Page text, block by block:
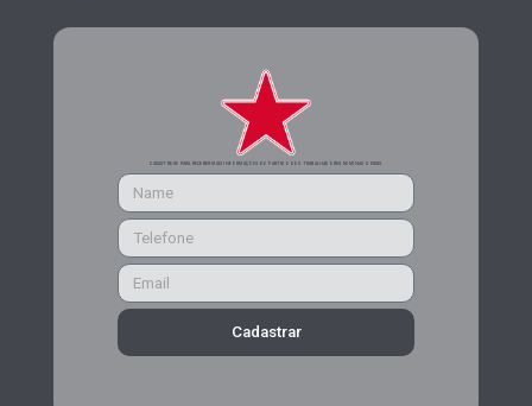
CADASTRE-SE PARA RECEBER MAIS INFORMAÇÕES DO PARTIDO DOS TRABALHADORES DE MINAS GERAIS
Cadastrar